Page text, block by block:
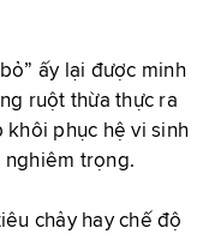
ấy lại được minh
ruột thừa thực ra
khôi phục hệ vi sinh
nghiêm trọng.
chảy hay chế độ